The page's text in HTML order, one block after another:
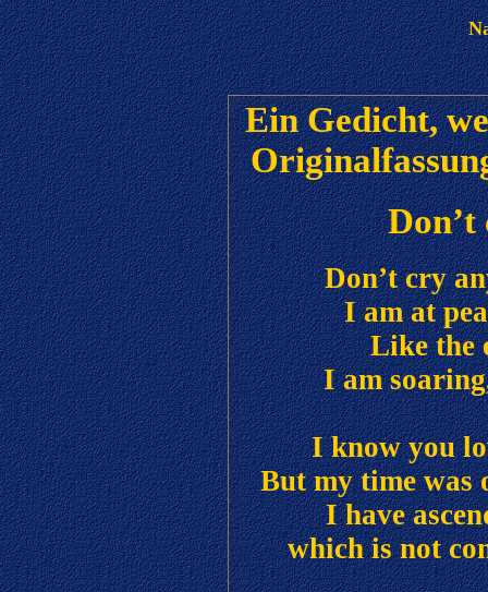
Ein Gedicht,
Don’t cry
I am at
Like the
I am
I know you
But my time was
I have
which is not